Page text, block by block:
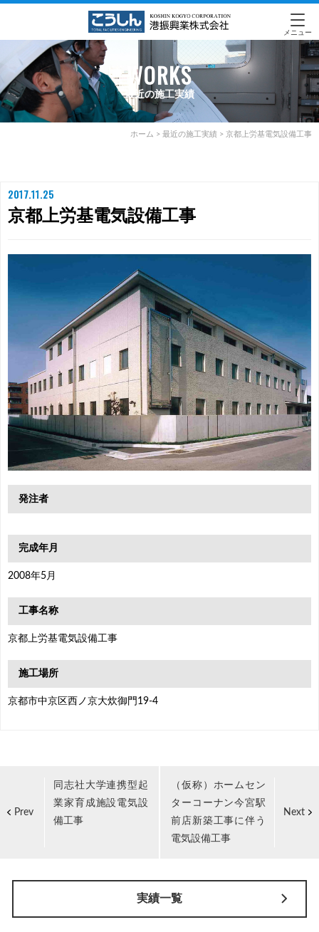
メニュー
WORKS
最近の施工実績
ホーム > 最近の施工実績 > 京都上労基電気設備工事
2017.11.25
京都上労基電気設備工事
発注者
完成年月
2008年5月
工事名称
京都上労基電気設備工事
施工場所
京都市中京区西ノ京大炊御門19-4
Prev
同志社大学連携型起
業家育成施設電気設
備工事
Next
（仮称）ホームセン
ターコーナン今宮駅
前店新築工事に伴う
電気設備工事
実績一覧